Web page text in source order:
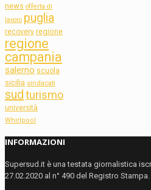
news offerta di
lavoro puglia
recovery regione
regione
campania
salerno scuola
sicilia sindacati
sudturismo
università
Whirlpool
INFORMAZIONI
Supersud.it è una testata giornalistica
27.02.2020 al n° 490 del Registro Stampa.